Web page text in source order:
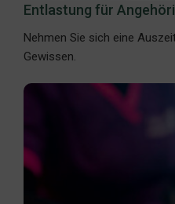
Entlastung für
Nehmen Sie sich eine
Gewissen.